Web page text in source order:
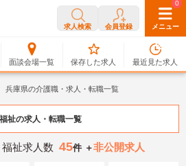
求人検索 会員登録 メニュー
面談会場一覧
0
保存した求人
0
最近見た求人
兵庫県の介護職・求人・転職一覧
祉の求人・転職一覧
祉求人数 45件 ＋非公開求人